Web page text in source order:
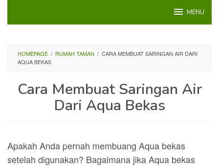
MENU
HOMEPAGE / RUMAH TAMAN / CARA MEMBUAT SARINGAN AIR DARI
AQUA BEKAS
Cara Membuat Saringan Air
Dari Aqua Bekas
Apakah Anda pernah membuang Aqua bekas
setelah digunakan? Bagaimana jika Aqua bekas